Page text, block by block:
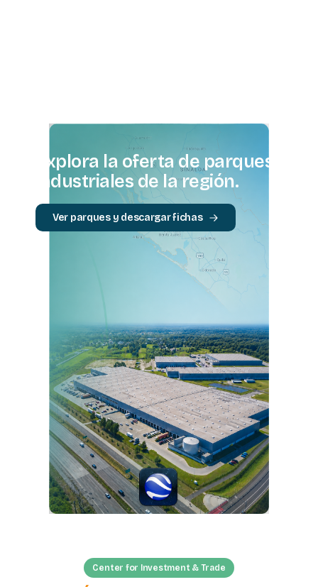
Explora la oferta de parques
industriales de laregión.
Ver parques y descargar fichas
Center for Investment & Trade